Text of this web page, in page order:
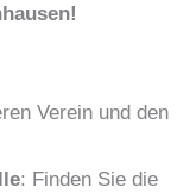
Verein und den
: Finden Sie die